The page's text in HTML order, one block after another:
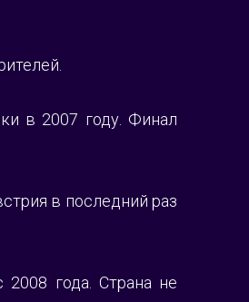
в 2007 году. Финал
в последний раз
года. Страна не